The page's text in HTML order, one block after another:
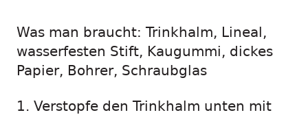
Was man braucht: Trinkhalm, Lineal,
wasserfesten Stift, Kaugummi, dickes
Papier, Bohrer, Schraubglas
1. Verstopfe den Trinkhalm unten mit